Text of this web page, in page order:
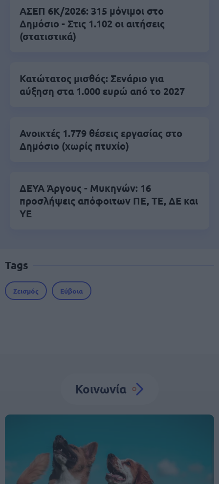
ΑΣΕΠ 6Κ/2026: 315 μόνιμοι στο
Δημόσιο - Στις 1.102 οι αιτήσεις
(στατιστικά)
Κατώτατος μισθός: Σενάριο για
αύξηση στα 1.000 ευρώ από το 2027
Ανοικτές 1.779 θέσεις εργασίας στο
Δημόσιο (χωρίς πτυχίο)
ΔΕΥΑ Άργους - Μυκηνών: 16
προσλήψεις απόφοιτων ΠΕ, ΤΕ, ΔΕ και
ΥΕ
Tags
Σεισμός Εύβοια
Κοινωνία